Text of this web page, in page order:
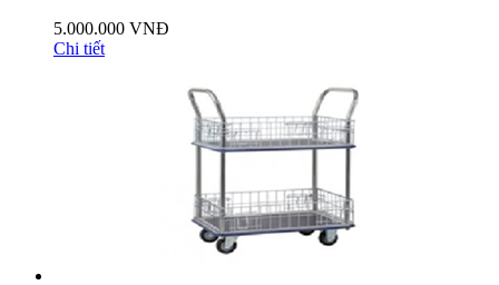
5.000.000 VNĐ
Chi tiết